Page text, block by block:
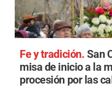
Fe y tradición. San
misa de inicio a la
procesión por las